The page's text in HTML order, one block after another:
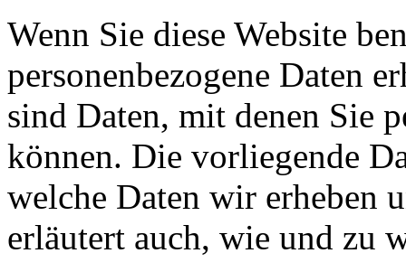
Wenn Sie diese Website
personenbezogene Daten
sind Daten, mit denen Sie
können. Die vorliegende
welche Daten wir erheben
erläutert auch, wie und zu